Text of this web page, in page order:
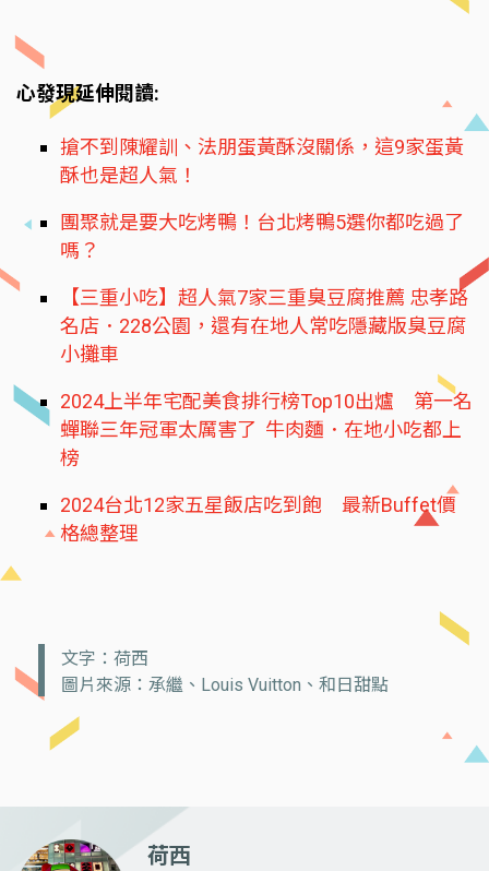
心發現延伸閱讀:
搶不到陳耀訓、法朋蛋黃酥沒關係，這9家蛋黃
酥也是超人氣！
團聚就是要大吃烤鴨！台北烤鴨5選你都吃過了
嗎？
【三重小吃】超人氣7家三重臭豆腐推薦 忠孝路
名店．228公園，還有在地人常吃隱藏版臭豆腐
小攤車
2024上半年宅配美食排行榜Top10出爐 第一名
蟬聯三年冠軍太厲害了 牛肉麵．在地小吃都上
榜
2024台北12家五星飯店吃到飽 最新Buffet價
格總整理
文字：荷西
圖片來源：承繼、Louis Vuitton、和日甜點
荷西